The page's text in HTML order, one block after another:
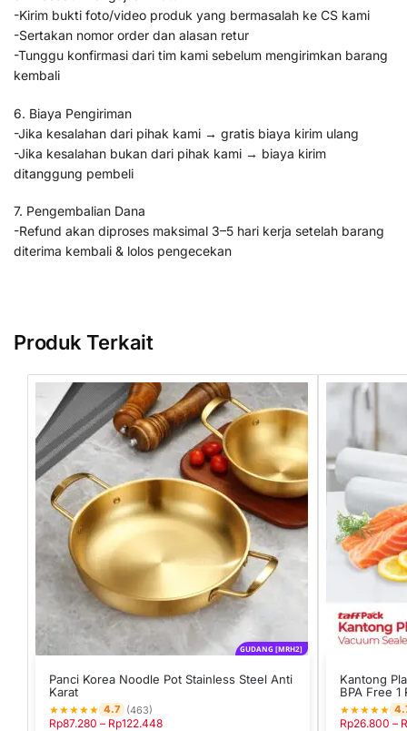
-Kirim bukti foto/video produk yang bermasalah ke CS kami
-Sertakan nomor order dan alasan retur
-Tunggu konfirmasi dari tim kami sebelum mengirimkan barang
kembali
6. Biaya Pengiriman
-Jika kesalahan dari pihak kami → gratis biaya kirim ulang
-Jika kesalahan bukan dari pihak kami → biaya kirim
ditanggung pembeli
7. Pengembalian Dana
-Refund akan diproses maksimal 3–5 hari kerja setelah barang
diterima kembali & lolos pengecekan
Produk Terkait
GUDANG [MRH2]
Panci Korea Noodle Pot Stainless Steel Anti
Karat
★★★★★ 4.7 (463)
Rp87.280 – Rp122.448
Kantong
BPA Free 1
★★★★★
Rp26.800 –